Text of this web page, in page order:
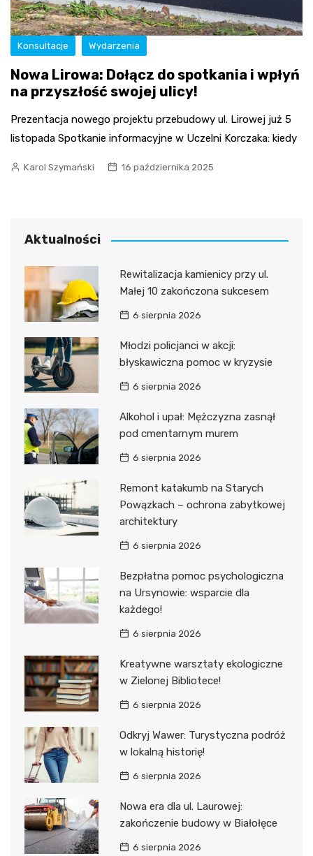
Konsultacje Wydarzenia
Nowa Lirowa: Dołącz do spotkania i wpłyń
na przyszłość swojej ulicy!
Prezentacja nowego projektu przebudowy ul. Lirowej już 5
listopada Spotkanie informacyjne w Uczelni Korczaka: kiedy
Karol Szymański 16 października 2025
Aktualności
Rewitalizacja kamienicy przy ul.
Małej 10 zakończona sukcesem
6 sierpnia 2026
Młodzi policjanci w akcji:
błyskawiczna pomoc w kryzysie
6 sierpnia 2026
Alkohol i upał: Mężczyzna zasnął
pod cmentarnym murem
6 sierpnia 2026
Remont katakumb na Starych
Powązkach – ochrona zabytkowej
architektury
6 sierpnia 2026
Bezpłatna pomoc psychologiczna
na Ursynowie: wsparcie dla
każdego!
6 sierpnia 2026
Kreatywne warsztaty ekologiczne
w Zielonej Bibliotece!
6 sierpnia 2026
Odkryj Wawer: Turystyczna podróż
w lokalną historię!
6 sierpnia 2026
Nowa era dla ul. Laurowej:
zakończenie budowy w Białołęce
6 sierpnia 2026